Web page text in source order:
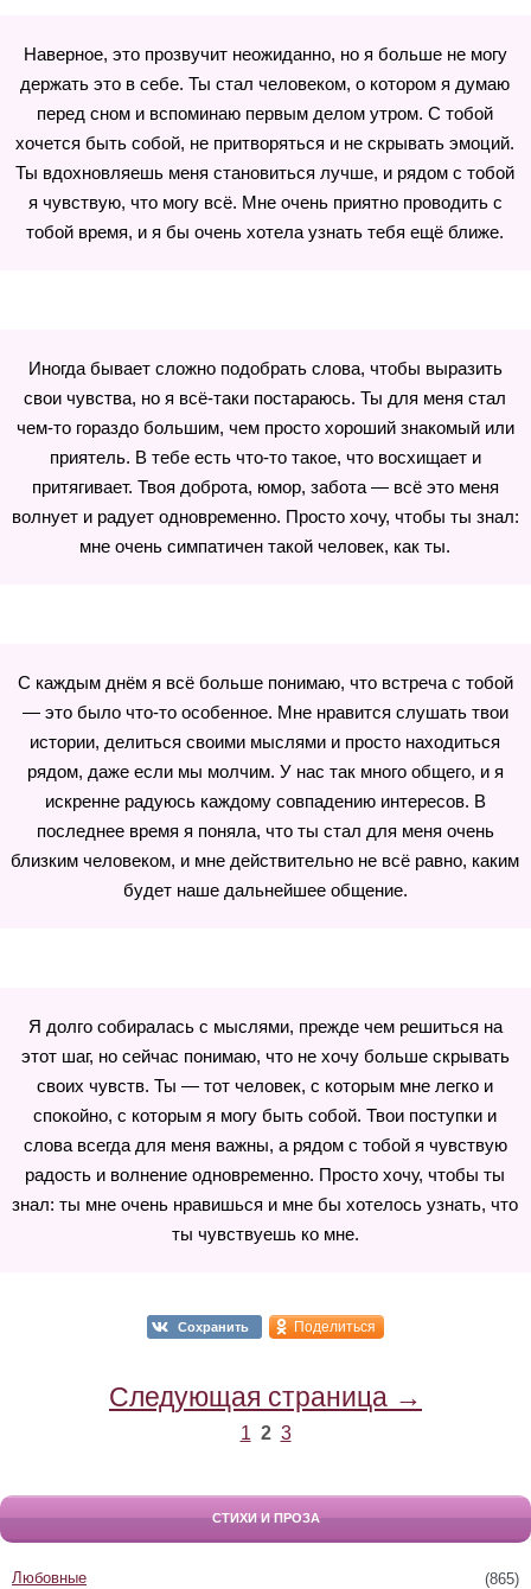
Наверное, это прозвучит неожиданно, но я больше не могу
держать это в себе. Ты стал человеком, о котором я думаю
перед сном и вспоминаю первым делом утром. С тобой
хочется быть собой, не притворяться и не скрывать эмоций.
Ты вдохновляешь меня становиться лучше, и рядом с тобой
я чувствую, что могу всё. Мне очень приятно проводить с
тобой время, и я бы очень хотела узнать тебя ещё ближе.
Иногда бывает сложно подобрать слова, чтобы выразить
свои чувства, но я всё-таки постараюсь. Ты для меня стал
чем-то гораздо большим, чем просто хороший знакомый или
приятель. В тебе есть что-то такое, что восхищает и
притягивает. Твоя доброта, юмор, забота — всё это меня
волнует и радует одновременно. Просто хочу, чтобы ты знал:
мне очень симпатичен такой человек, как ты.
С каждым днём я всё больше понимаю, что встреча с тобой
— это было что-то особенное. Мне нравится слушать твои
истории, делиться своими мыслями и просто находиться
рядом, даже если мы молчим. У нас так много общего, и я
искренне радуюсь каждому совпадению интересов. В
последнее время я поняла, что ты стал для меня очень
близким человеком, и мне действительно не всё равно, каким
будет наше дальнейшее общение.
Я долго собиралась с мыслями, прежде чем решиться на
этот шаг, но сейчас понимаю, что не хочу больше скрывать
своих чувств. Ты — тот человек, с которым мне легко и
спокойно, с которым я могу быть собой. Твои поступки и
слова всегда для меня важны, а рядом с тобой я чувствую
радость и волнение одновременно. Просто хочу, чтобы ты
знал: ты мне очень нравишься и мне бы хотелось узнать, что
ты чувствуешь ко мне.
Сохранить Поделиться
Следующая страница →
1 2 3
СТИХИ И ПРОЗА
(865)
Любовные